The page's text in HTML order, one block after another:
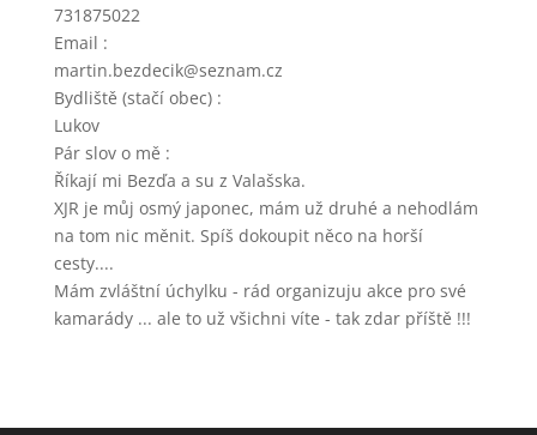
731875022
Email :
martin.bezdecik@seznam.cz
Bydliště (stačí obec) :
Lukov
Pár slov o mě :
Říkají mi Bezďa a su z Valašska.
XJR je můj osmý japonec, mám už druhé a nehodlám
na tom nic měnit. Spíš dokoupit něco na horší
cesty....
Mám zvláštní úchylku - rád organizuju akce pro své
kamarády ... ale to už všichni víte - tak zdar příště !!!